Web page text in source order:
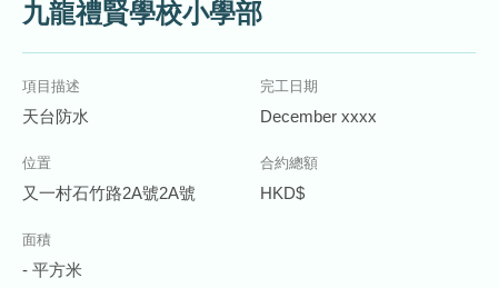
九龍禮賢學校小學部
項目描述
天台防水
完工日期
December xxxx
位置
又一村石竹路2A號2A號
合約總額
HKD$
面積
- 平方米